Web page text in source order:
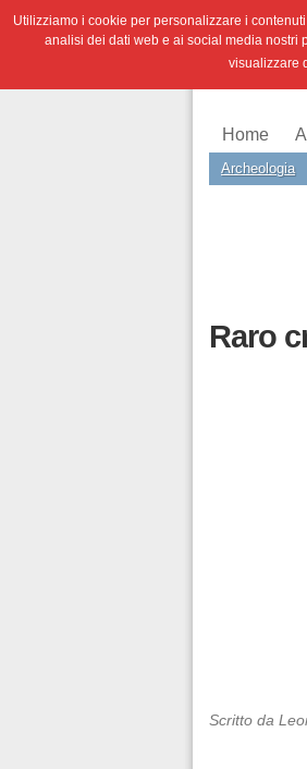
Home
Archeologia
Raro
Scritto da
Utilizziamo i cookie per personalizzare i
analisi dei dati web e ai social media nostri
visualizzare